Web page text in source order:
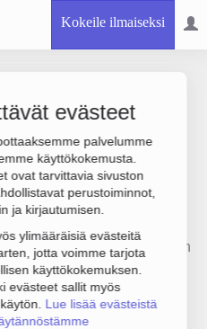
Kokeile ilmaiseksi
evästeet
palvelumme
käyttökokemusta.
ovat tarvittavia sivuston
perustoiminnot,
ja kirjautumisen.
ylimääräisiä evästeitä
jotta voimme tarjota
käyttökokemuksen.
evästeet sallit myös
Lue lisää evästeistä
ERISTYS
SORRI OY liikevaihto on
päätoimiala on
2008 ja sijainti Turku.
(OY).